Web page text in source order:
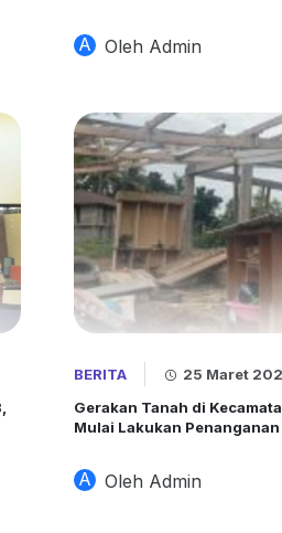
A Oleh Admin
BERITA
25 Maret
Gerakan Tanah di
Mulai Lakukan
A Oleh Admin